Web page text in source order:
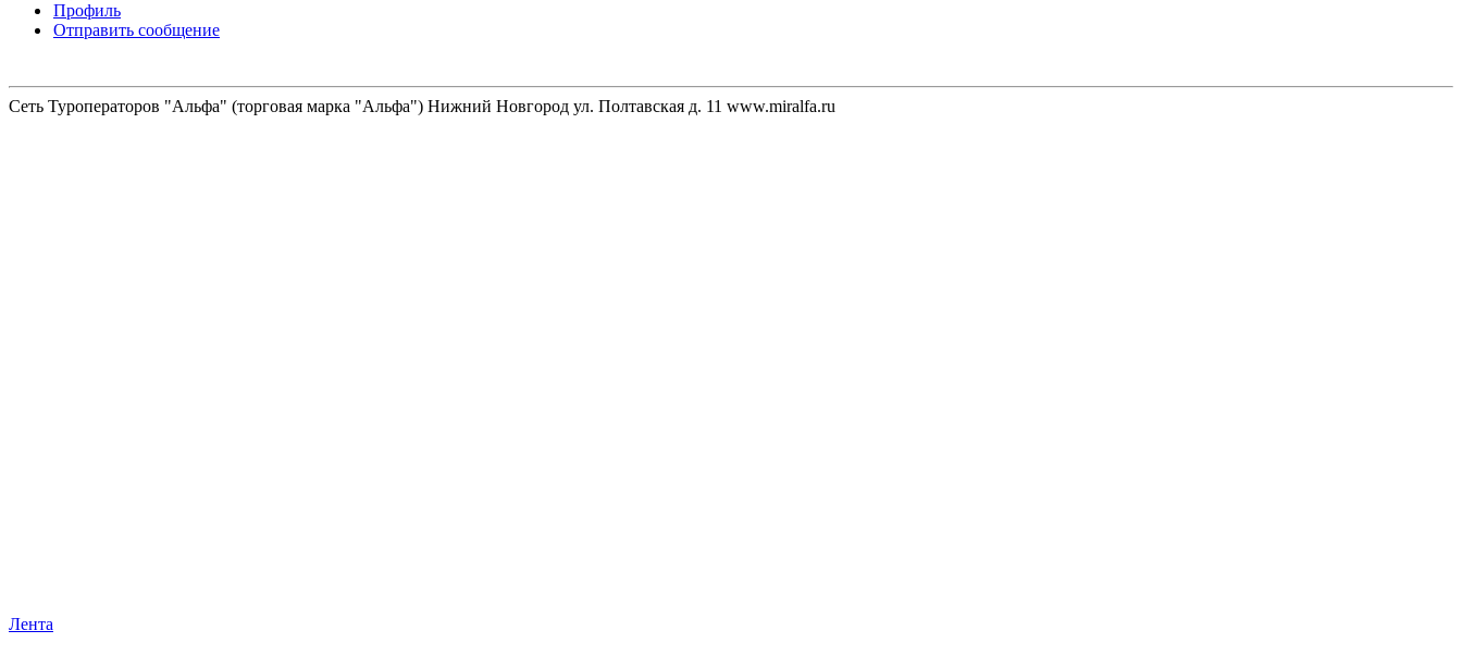
Профиль
Отправить сообщение
Сеть Туроператоров "Альфа" (торговая марка "Альфа") Нижний Новгород ул. Полтавская д. 11 www.miralfa.ru
Лента